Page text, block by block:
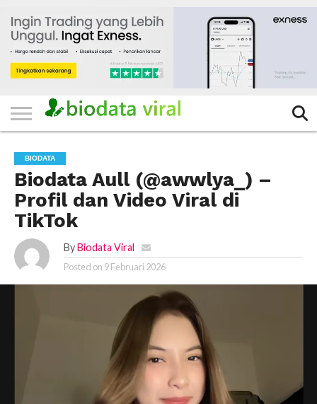
HOME
FILTER
KATEGORI
IKLAN
GRATIS
TERVIRAL
TRADING
KOMUNITAS
BERITA
BISNIS
LAINNYA
BIODATA
Biodata Aull (@awwlya_) –
Profil dan Video Viral di
TikTok
By Biodata Viral
Posted on 9 Februari 2026